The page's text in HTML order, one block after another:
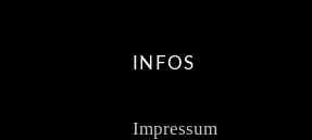
INFOS
Impressum